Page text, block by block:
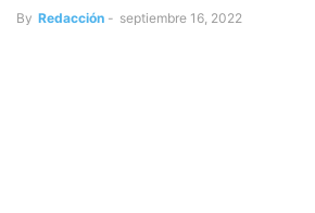
By Redacción - septiembre 16, 2022